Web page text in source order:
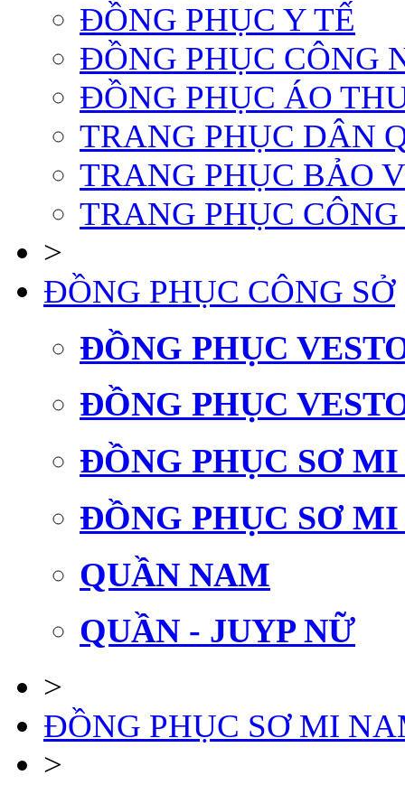
ĐỒNG PHỤC Y TẾ
ĐỒNG PHỤC CÔNG
ĐỒNG PHỤC ÁO
TRANG PHỤC DÂN
TRANG PHỤC BẢO
TRANG PHỤC
>
ĐỒNG PHỤC CÔNG SỞ
ĐỒNG PHỤC
ĐỒNG PHỤC
ĐỒNG PHỤC SƠ
ĐỒNG PHỤC SƠ
QUẦN NAM
QUẦN - JUYP NỮ
>
ĐỒNG PHỤC SƠ MI
>